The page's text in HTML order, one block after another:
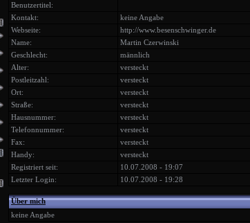
Benutzertitel:
Kontakt:
keine Angabe
Webseite:
http://www.besenschwinger.de
Name:
Martin Czerwinski
Geschlecht:
männlich
Alter:
versteckt
Postleitzahl:
versteckt
Ort:
versteckt
Straße:
versteckt
Hausnummer:
versteckt
Telefonnummer:
versteckt
Fax:
versteckt
Handy:
versteckt
Registriert seit:
10.07.2008 - 19:07
Letzter Login:
10.07.2008 - 19:28
Über mich
keine Angabe